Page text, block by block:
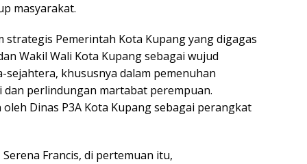
masyarakat.
Pemerintah Kota Kupang yang digagas
Wakil Wali Kota Kupang sebagai wujud
khususnya dalam pemenuhan
perlindungan martabat perempuan.
Dinas P3A Kota Kupang sebagai perangkat
Francis, di pertemuan itu,